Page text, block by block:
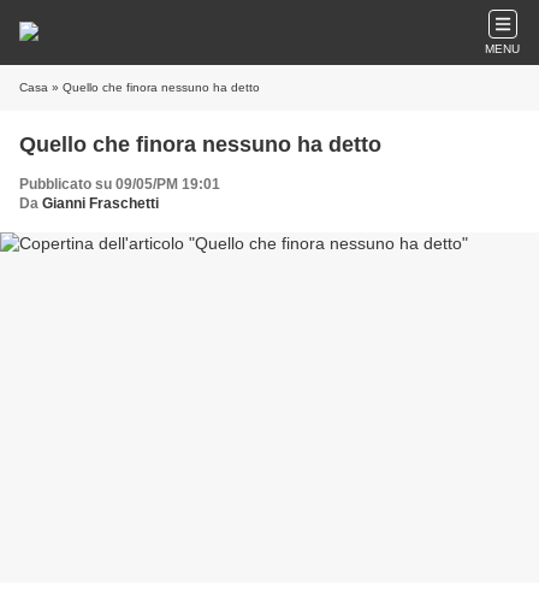
MENU
Casa » Quello che finora nessuno ha detto
Quello che finora nessuno ha detto
Pubblicato su 09/05/PM 19:01
Da Gianni Fraschetti